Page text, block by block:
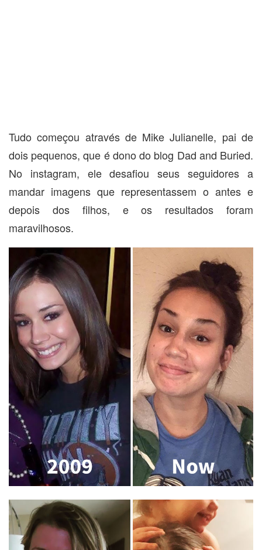
Tudo começou através de Mike Julianelle, pai de
dois pequenos, que é dono do blog Dad and Buried.
No instagram, ele desafiou seus seguidores a
mandar imagens que representassem o antes e
depois dos filhos, e os resultados foram
maravilhosos.